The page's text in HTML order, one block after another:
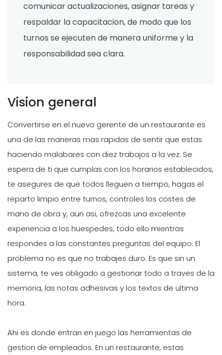
comunicar actualizaciones, asignar tareas y
respaldar la capacitacion, de modo que los
turnos se ejecuten de manera uniforme y la
responsabilidad sea clara.
Vision general
Convertirse en el nuevo gerente de un restaurante es
una de las maneras mas rapidas de sentir que estas
haciendo malabares con diez trabajos a la vez. Se
espera de ti que cumplas con los horarios establecidos,
te asegures de que todos lleguen a tiempo, hagas el
reparto limpio entre turnos, controles los costes de
mano de obra y, aun asi, ofrezcas una excelente
experiencia a los huespedes, todo ello mientras
respondes a las constantes preguntas del equipo. El
problema no es que no trabajes duro. Es que sin un
sistema, te ves obligado a gestionar todo a traves de la
memoria, las notas adhesivas y los textos de ultima
hora.
Ahi es donde entran en juego las herramientas de
gestion de empleados. En un restaurante, estas